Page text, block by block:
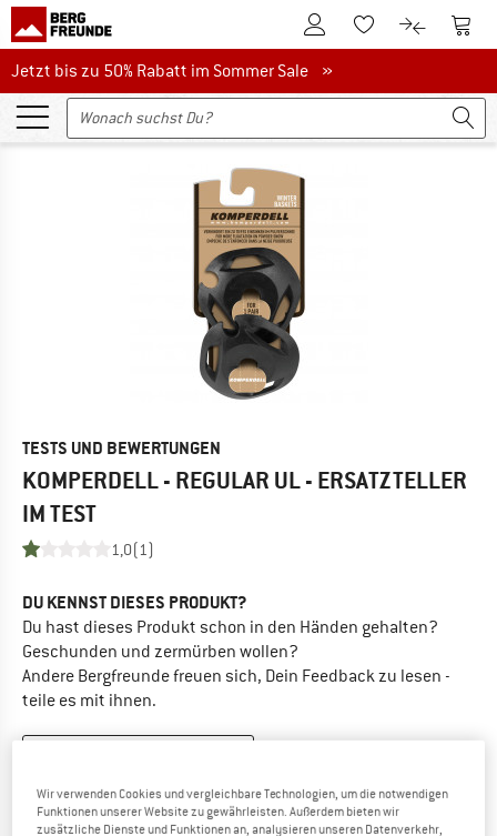
Zum KundenkontoZum Merkzettel.
Zum Zum
Jetzt bis zu 50% Rabatt im Sommer Sale
Jetzt bis zu 50% Rabatt im Sommer Sale »
TESTS UND BEWERTUNGEN
KOMPERDELL - REGULAR UL - ERSATZTELLER
IM TEST
1,0(1)
DU KENNST DIESES PRODUKT?
Du hast dieses Produkt schon in den Händen gehalten?
Geschunden und zermürben wollen?
Andere Bergfreunde freuen sich, Dein Feedback zu lesen -
teile es mit ihnen.
PRODUKT KAUFEN
Wir verwenden Cookies und vergleichbare Technologien, um die notwendigen
Funktionen unserer Website zu gewährleisten. Außerdem bieten wir
zusätzliche Dienste und Funktionen an, analysieren unseren Datenverkehr,